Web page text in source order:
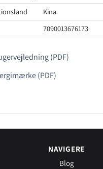
Kina
7090013676173
(PDF)
(PDF)
NAVIGERE
Blog